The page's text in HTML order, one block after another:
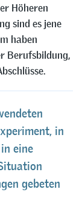
Höheren
sind es jene
haben
Berufsbildung,
in
eine
gebeten